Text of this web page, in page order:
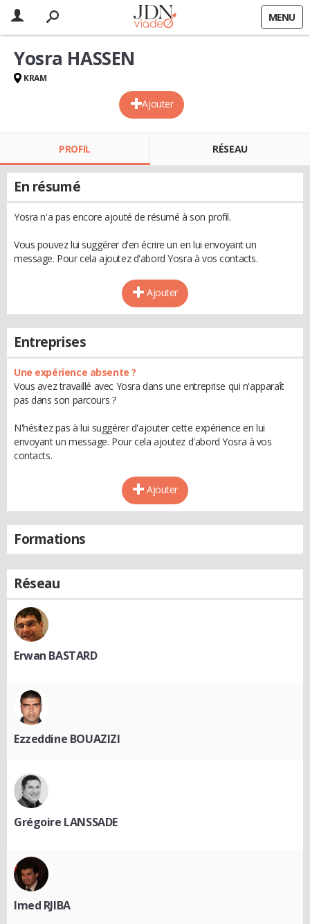
MENU
Ajouter
Yosra HASSEN
KRAM
PROFIL RÉSEAU
En résumé
Yosra n'a pas encore ajouté de résumé à son profil.
Vous pouvez lui suggérer d'en écrire un en lui envoyant un
message. Pour cela ajoutez d'abord Yosra à vos contacts.
Ajouter
Entreprises
Une expérience absente ?
Vous avez travaillé avec Yosra dans une entreprise qui n'apparaît
pas dans son parcours ?
N'hésitez pas à lui suggérer d'ajouter cette expérience en lui
envoyant un message. Pour cela ajoutez d'abord Yosra à vos
contacts.
Ajouter
Formations
Réseau
Erwan BASTARD
Ezzeddine BOUAZIZI
Grégoire LANSSADE
Imed RJIBA